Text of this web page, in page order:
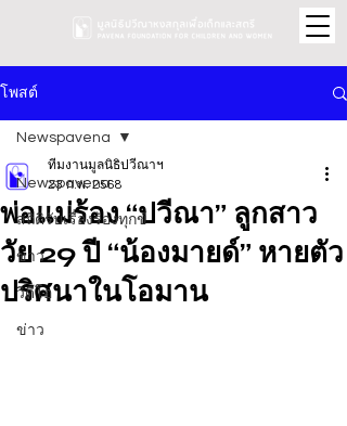
โพสต์
Newspavena
สถิติรับเรื่องร้องทุกข์
ข่าว
วิดีโอ
ข่าว
Newspavena
พ่อแม่ร้อง “ปวีณา” ลูกสาว
วัย 29 ปี “น้องมายด์” หายตัว
ปริศนาในโอมาน
ทีมงานมูลนิธิปวีณาฯ
23 ก.พ. 2568